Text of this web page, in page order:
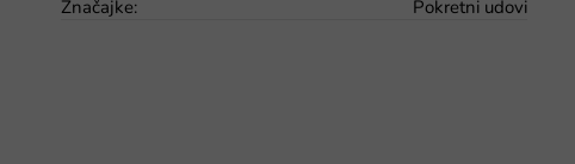
Značajke: Pokretni udovi